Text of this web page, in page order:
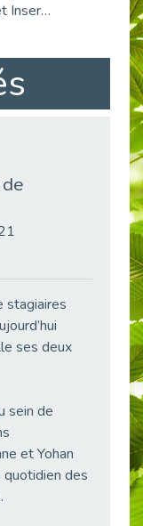
Job Dating de Colombes – Emploi et Insertion
Aborder l'entretien et la situation de handicap en toute confiance
Retour sur l’atelier « Optimiser sa recherche d’emploi »
« Confiance en soi et acceptation du handicap » : un levier puissant vers l’emploi
Handicap et emploi : une matinée pour briser les tabous
stagiaires
ses deux
sein de
et Yohan
des